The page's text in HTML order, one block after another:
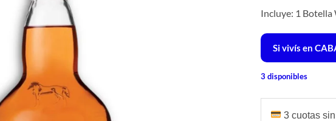
original
era:
$ 20.303.$
Incluye: 1 Botella
Si vivís en
3 disponibles
3 cuotas